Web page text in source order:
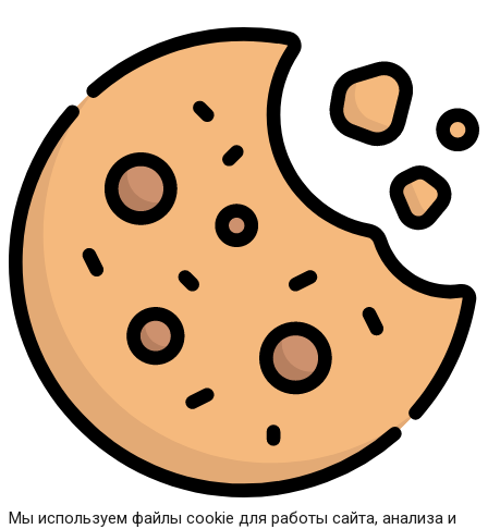
Мы используем файлы cookie для работы сайта, анализа и